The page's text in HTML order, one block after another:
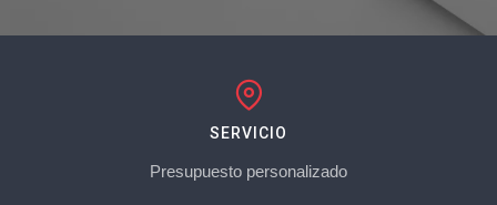
SERVICIO
Presupuesto personalizado